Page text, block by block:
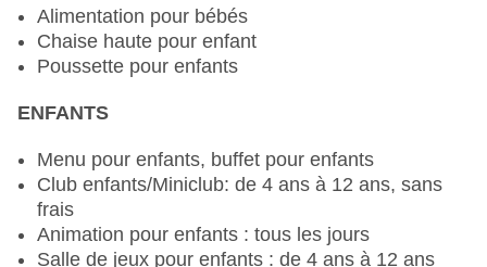
Bar de la piscine Outdoor: 08:30 - 01:00, payant
Alimentation pour bébés
Chaise haute pour enfant
Poussette pour enfants
ENFANTS
Menu pour enfants, buffet pour enfants
Club enfants/Miniclub: de 4 ans à 12 ans, sans
frais
Animation pour enfants : tous les jours
Salle de jeux pour enfants : de 4 ans à 12 ans